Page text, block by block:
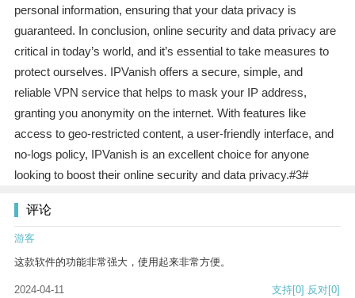
personal information, ensuring that your data privacy is
guaranteed. In conclusion, online security and data privacy are
critical in today’s world, and it’s essential to take measures to
protect ourselves. IPVanish offers a secure, simple, and
reliable VPN service that helps to mask your IP address,
granting you anonymity on the internet. With features like
access to geo-restricted content, a user-friendly interface, and
no-logs policy, IPVanish is an excellent choice for anyone
looking to boost their online security and data privacy.#3#
评论
游客
这款软件的功能非常强大，使用起来非常方便。
2024-04-11 支持[0] 反对[0]